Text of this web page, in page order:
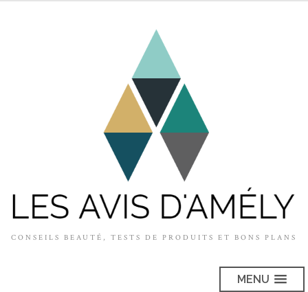
CONSEILS BEAUTÉ, TESTS DE PRODUITS ET BONS PLANS
MENU